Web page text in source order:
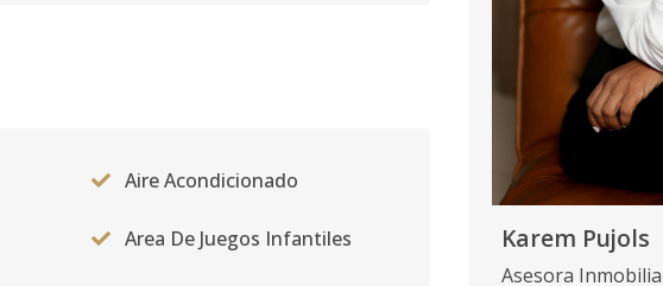
Aire Acondicionado
Area De Juegos Infantiles Karem Pujols
Asesora